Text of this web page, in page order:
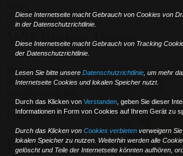
Wir bieten Ihnen ...
Von der
bundesweiten
zur europaweiten
Sonderfahrt.
Profitieren
Diese Internetseite macht Gebrauch von Cookies von
in der Datenschutzrichtlinie.
Diese Internetseite macht Gebrauch von Tracking
der Datenschutzrichtlinie.
Lesen Sie bitte unsere Datenschutzrichtlinie, um mehr
Internetseite Cookies und lokalen Speicher nutzt.
Durch das Klicken von Verstanden, geben Sie dieser
Informationen in Form von Cookies auf Ihrem Gerät zu
Durch das Klicken von Cookies verbieten verweigern
lokalen Speicher zu nutzen. Weiterhin werden alle
gelöscht und Teile der Internetseite könnten aufhören,